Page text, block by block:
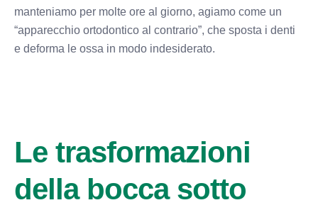
manteniamo per molte ore al giorno, agiamo come un
“apparecchio ortodontico al contrario”, che sposta i denti
e deforma le ossa in modo indesiderato.
Le trasformazioni
della bocca sotto